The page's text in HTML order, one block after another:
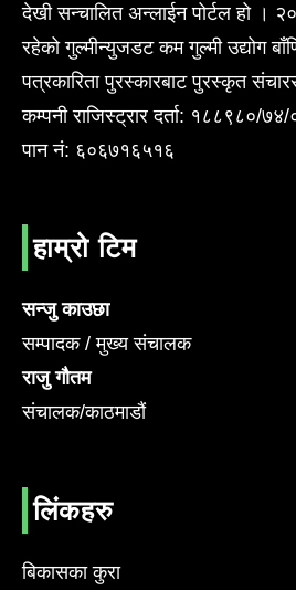
देखी सन्चालित अन्लाईन पोर्टल हो ।
रहेको गुल्मीन्युजडट कम गुल्मी उद्योग
पत्रकारिता पुरस्कारबाट पुरस्कृत
कम्पनी राजिस्ट्रार दर्ता: १८८९८०/
पान नं: ६०६७१६५१६
हाम्रो टिम
सन्जु काउछा
सम्पादक / मुख्य संचालक
राजु गौतम
संचालक/काठमाडौं
लिंकहरु
बिकासका कुरा